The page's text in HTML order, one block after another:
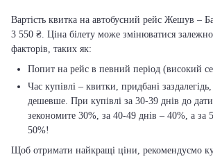
Вартість квитка на автобусний рейс Жешув –
3 550 ₴. Ціна білету може змінюватися залежно
факторів, таких як:
Попит на рейс в певний період (високий
Час купівлі – квитки, придбані
дешевше. При купівлі за 30-39 днів до
зекономите 30%, за 40-49 днів – 40%, а за
50%!
Щоб отримати найкращі ціни, рекомендуємо